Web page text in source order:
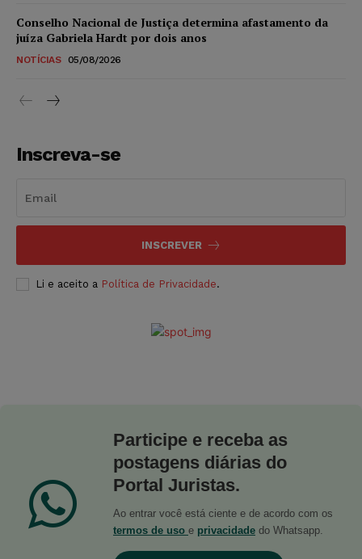
Conselho Nacional de Justiça determina afastamento da
juíza Gabriela Hardt por dois anos
NOTÍCIAS 05/08/2026
Inscreva-se
INSCREVER
Li e aceito a Política de Privacidade.
Participe e receba as
postagens diárias do
Portal Juristas.
Ao entrar você está ciente e de acordo com os
termos de uso e privacidade do Whatsapp.